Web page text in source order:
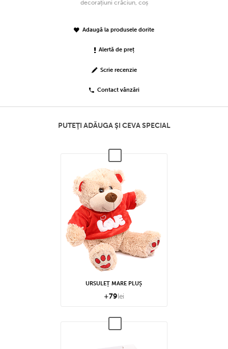
decorațiuni crăciun, coș
Adaugă la produsele dorite
Alertă de preț
Scrie recenzie
Contact vânzări
PUTEŢI ADĂUGA ŞI CEVA SPECIAL
URSULEȚ MARE PLUȘ
+79lei